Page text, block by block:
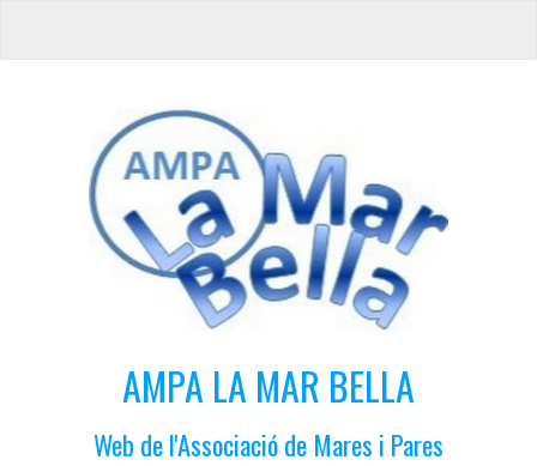
AMPA LA MAR BELLA
Web de l'Associació de Mares i Pares